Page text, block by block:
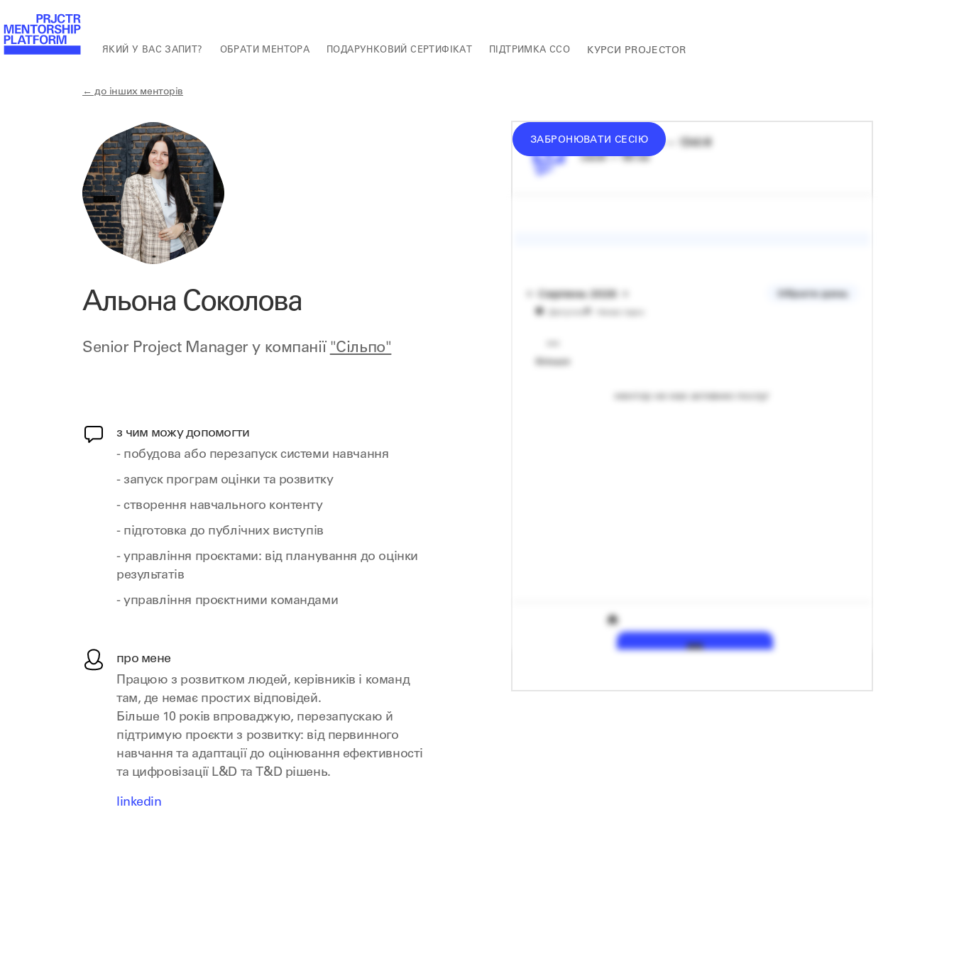
ЯКИЙ У ВАС ЗАПИТ? ОБРАТИ МЕНТОРА ПОДАРУНКОВИЙ СЕРТИФІКАТ ПІДТРИМКА ССО КУРСИ PROJECTOR
← до інших менторів
Альона Соколова
Senior Project Manager у компанії "Сільпо"
з чим можу допомогти
- побудова або перезапуск системи навчання
- запуск програм оцінки та розвитку
- створення навчального контенту
- підготовка до публічних виступів
- управління проєктами: від планування до оцінки
результатів
- управління проєктними командами
про мене
Працюю з розвитком людей, керівників і команд
там, де немає простих відповідей.
Більше 10 років впроваджую, перезапускаю й
підтримую проєкти з розвитку: від первинного
навчання та адаптації до оцінювання ефективності
та цифровізації L&D та T&D рішень.
linkedin
ЗАБРОНЮВАТИ СЕСІЮ
середній донат — 1340 ₴
сесія — 60 хв